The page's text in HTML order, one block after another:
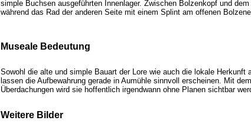
simple Buchsen ausgeführten Innenlager. Zwischen Bolzenkopf und
während das Rad der anderen Seite mit einem Splint am offenen
Museale Bedeutung
Sowohl die alte und simple Bauart der Lore wie auch die lokale Herkunft
lassen die Aufbewahrung gerade in Aumühle sinnvoll erscheinen. Mit
Überdachungen wird sie hoffentlich irgendwann ohne Planen sichtbar
Weitere Bilder